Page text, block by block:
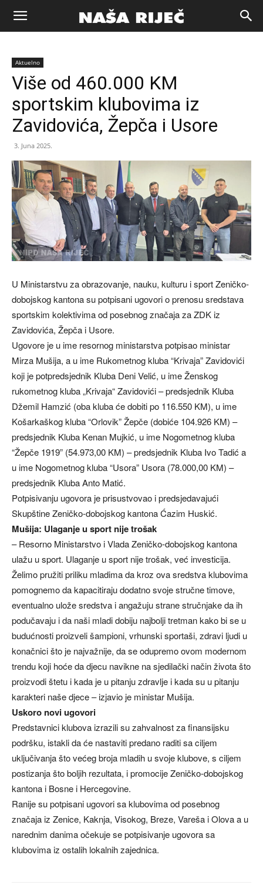
Naša
riječ
Zenica
Aktuelno
Više od 460.000 KM
sportskim klubovima iz
Zavidovića, Žepča i Usore
3. Juna 2025.
U Ministarstvu za obrazovanje, nauku, kulturu i sport Zeničko-
dobojskog kantona su potpisani ugovori o prenosu sredstava
sportskim kolektivima od posebnog značaja za ZDK iz
Zavidovića, Žepča i Usore.
Ugovore je u ime resornog ministarstva potpisao ministar
Mirza Mušija, a u ime Rukometnog kluba “Krivaja” Zavidovići
koji je potpredsjednik Kluba Deni Velić, u ime Ženskog
rukometnog kluba „Krivaja“ Zavidovići – predsjednik Kluba
Džemil Hamzić (oba kluba će dobiti po 116.550 KM), u ime
Košarkaškog kluba “Orlovik” Žepče (dobiće 104.926 KM) –
predsjednik Kluba Kenan Mujkić, u ime Nogometnog kluba
“Žepče 1919” (54.973,00 KM) – predsjednik Kluba Ivo Tadić a
u ime Nogometnog kluba “Usora” Usora (78.000,00 KM) –
predsjednik Kluba Anto Matić.
Potpisivanju ugovora je prisustvovao i predsjedavajući
Skupštine Zeničko-dobojskog kantona Ćazim Huskić.
Mušija: Ulaganje u sport nije trošak
– Resorno Ministarstvo i Vlada Zeničko-dobojskog kantona
ulažu u sport. Ulaganje u sport nije trošak, već investicija.
Želimo pružiti priliku mladima da kroz ova sredstva klubovima
pomognemo da kapacitiraju dodatno svoje stručne timove,
eventualno ulože sredstva i angažuju strane stručnjake da ih
podučavaju i da naši mladi dobiju najbolji tretman kako bi se u
budućnosti proizveli šampioni, vrhunski sportaši, zdravi ljudi u
konačnici što je najvažnije, da se odupremo ovom modernom
trendu koji hoće da djecu navikne na sjedilački način života što
proizvodi štetu i kada je u pitanju zdravlje i kada su u pitanju
karakteri naše djece – izjavio je ministar Mušija.
Uskoro novi ugovori
Predstavnici klubova izrazili su zahvalnost za finansijsku
podršku, istakli da će nastaviti predano raditi sa ciljem
uključivanja što većeg broja mladih u svoje klubove, s ciljem
postizanja što boljih rezultata, i promocije Zeničko-dobojskog
kantona i Bosne i Hercegovine.
Ranije su potpisani ugovori sa klubovima od posebnog
značaja iz Zenice, Kaknja, Visokog, Breze, Vareša i Olova a u
narednim danima očekuje se potpisivanje ugovora sa
klubovima iz ostalih lokalnih zajednica.